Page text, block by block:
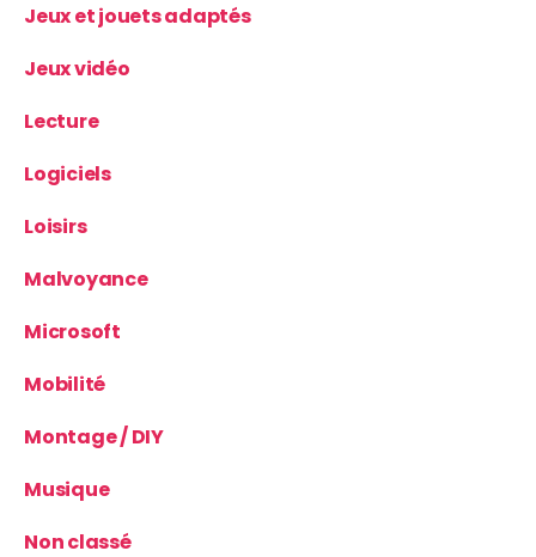
Jeux et jouets adaptés
Jeux vidéo
Lecture
Logiciels
Loisirs
Malvoyance
Microsoft
Mobilité
Montage / DIY
Musique
Non classé